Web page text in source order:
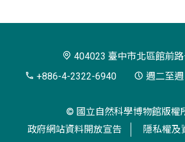
博
閱
404023 臺中市北區館前
+886-4-2322-6940
週二至
© 國立自然科學博物館版權
政府網站資料開放宣告
隱私權及